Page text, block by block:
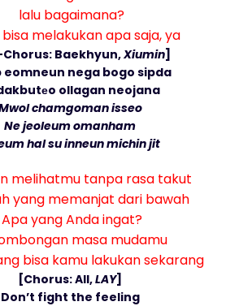
lalu bagaimana?
melakukan apa saja, ya
Chorus: Baekhyun,Xiumin]
eomneun nega bogo sipda
ollagan neojana
chamgoman isseo
Ne jeoleum omanham
hal su inneun michin jit
melihatmu tanpa rasa takut
yang memanjat dari bawah
Apa yang Anda ingat?
masa mudamu
bisa kamu lakukan sekarang
[Chorus: All,LAY]
Don’t fight the feeling